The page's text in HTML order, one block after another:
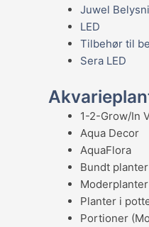
Juwel
LED
Tilbehør til
Sera LED
1-2-Grow/In
Aqua Decor
AquaFlora
Bundt planter
Planter i
Portioner